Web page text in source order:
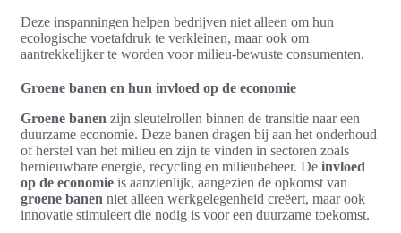
Deze inspanningen helpen bedrijven niet alleen om hun
ecologische voetafdruk te verkleinen, maar ook om
aantrekkelijker te worden voor milieu-bewuste consumenten.
Groene banen en hun invloed op de economie
Groene banen zijn sleutelrollen binnen de transitie naar een
duurzame economie. Deze banen dragen bij aan het onderhoud
of herstel van het milieu en zijn te vinden in sectoren zoals
hernieuwbare energie, recycling en milieubeheer. De invloed
op de economie is aanzienlijk, aangezien de opkomst van
groene banen niet alleen werkgelegenheid creëert, maar ook
innovatie stimuleert die nodig is voor een duurzame toekomst.